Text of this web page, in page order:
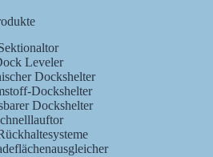
Leveler
Dockshelter
Dockshelter
Dockshelter